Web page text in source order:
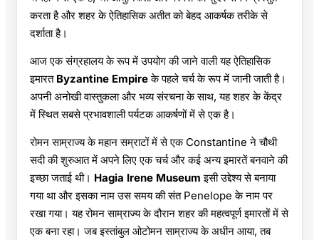
करता है और शहर के ऐतिहासिक अतीत को बेहद आकर्षक तरीके से
दर्शाता है।
आज एक संग्रहालय के रूप में उपयोग की जाने वाली यह ऐतिहासिक
इमारत Byzantine Empireके पहले चर्च के रूप में जानी जाती है।
अपनी अनोखी वास्तुकला और भव्य संरचना के साथ, यह शहर के केंद्र
में स्थित सबसे प्रभावशाली पर्यटक आकर्षणों में से एक है।
रोमन साम्राज्य के महान सम्राटों में से एक Constantine ने चौथी
सदी की शुरुआत में अपने लिए एक चर्च और कई अन्य इमारतें बनवाने की
इच्छा जताई थी। Hagia Irene Museum इसी उद्देश्य से बनाया
गया था और इसका नाम उस समय की संत Penelope के नाम पर
रखा गया। यह रोमन साम्राज्य के दौरान शहर की महत्वपूर्ण इमारतों में से
एक बना रहा। जब इस्तांबुल ओटोमन साम्राज्य के अधीन आया, तब